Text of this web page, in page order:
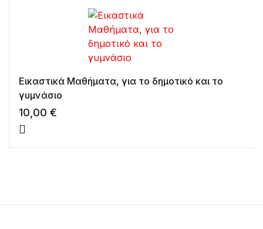
Εικαστικά Μαθήματα, για το δημοτικό και το
γυμνάσιο
10,00 €